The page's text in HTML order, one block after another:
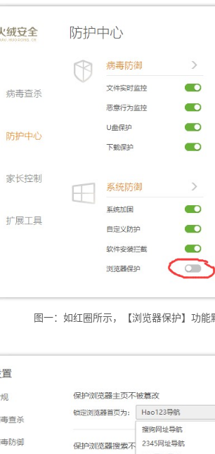
图一：如红圈所示，【浏览器保护】功能